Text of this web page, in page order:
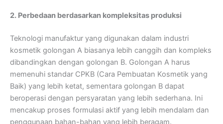
2. Perbedaan berdasarkan kompleksitas produksi
Teknologi manufaktur yang digunakan dalam industri
kosmetik golongan A biasanya lebih canggih dan kompleks
dibandingkan dengan golongan B. Golongan A harus
memenuhi standar CPKB (Cara Pembuatan Kosmetik yang
Baik) yang lebih ketat, sementara golongan B dapat
beroperasi dengan persyaratan yang lebih sederhana. Ini
mencakup proses formulasi aktif yang lebih mendalam dan
penggunaan bahan-bahan yang lebih beragam.